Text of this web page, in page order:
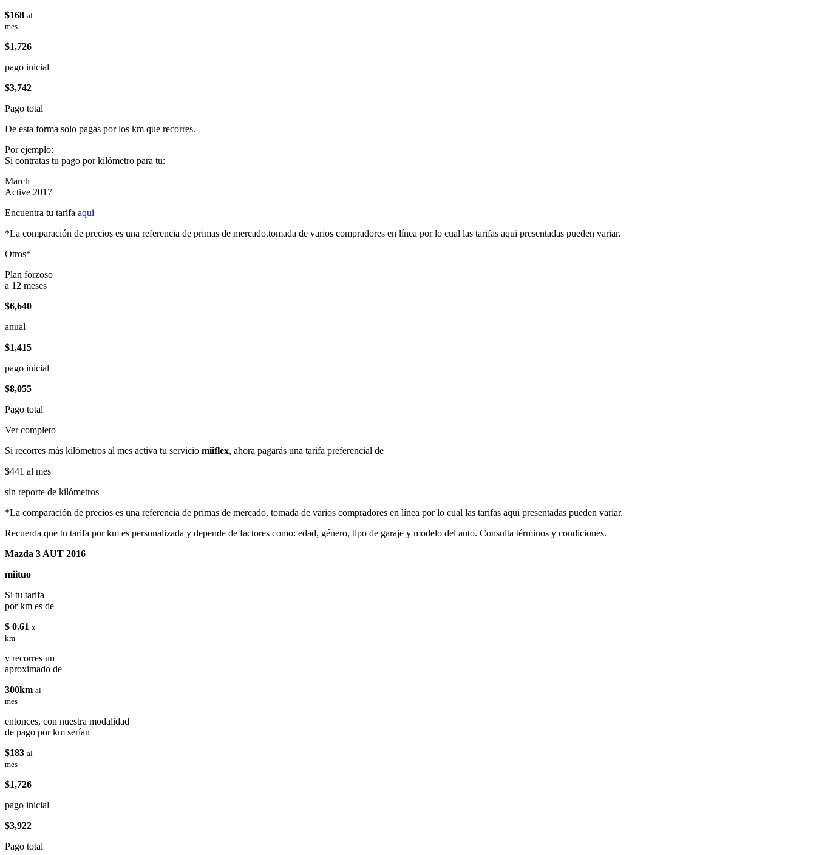
$168 al
mes
$1,726
pago inicial
$3,742
Pago total
De esta forma solo pagas por los km que recorres.
Por ejemplo:
Si contratas tu pago por kilómetro para tu:
March
Active 2017
Encuentra tu tarifa aqui
*La comparación de precios es una referencia de primas de mercado,tomada de varios compradores en línea por lo cual las tarifas aqui presentadas pueden variar.
Otros*
Plan forzoso
a 12 meses
$6,640
anual
$1,415
pago inicial
$8,055
Pago total
Ver completo
Si recorres más kilómetros al mes activa tu servicio miiflex, ahora pagarás una tarifa preferencial de
$441 al mes
sin reporte de kilómetros
*La comparación de precios es una referencia de primas de mercado, tomada de varios compradores en línea por lo cual las tarifas aqui presentadas pueden variar.
Recuerda que tu tarifa por km es personalizada y depende de factores como: edad, género, tipo de garaje y modelo del auto. Consulta términos y condiciones.
Mazda 3 AUT 2016
miituo
Si tu tarifa
por km es de
$ 0.61 x
km
y recorres un
aproximado de
300km al
mes
entonces, con nuestra modalidad
de pago por km serían
$183 al
mes
$1,726
pago inicial
$3,922
Pago total